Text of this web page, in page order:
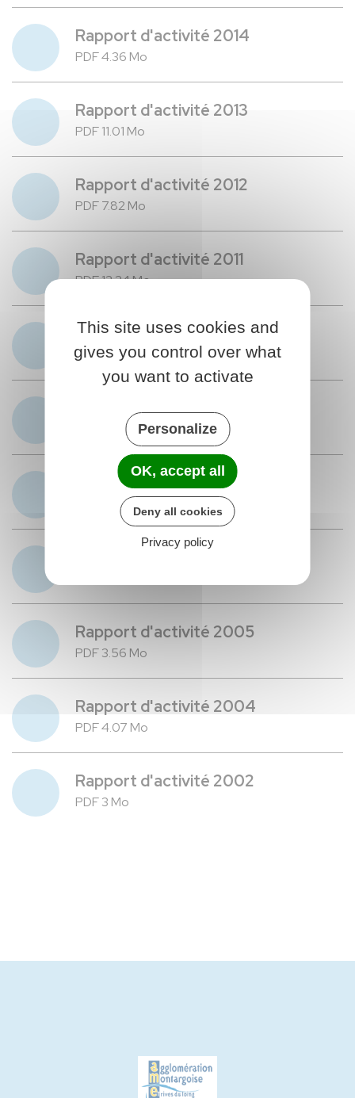
Rapport d'activité 2014
PDF 4.36 Mo
Rapport d'activité 2013
PDF 11.01 Mo
Rapport d'activité 2012
PDF 7.82 Mo
Rapport d'activité 2011
PDF 12.24 Mo
Rapport d'activité 2010
PDF 11.26 Mo
Rapport d'activité 2008
PDF 982.87 ko
Rapport d'activité 2007
PDF 4.54 Mo
Rapport d'activité 2005
PDF 3.56 Mo
Rapport d'activité 2004
PDF 4.07 Mo
Rapport d'activité 2002
PDF 3 Mo
This site uses cookies and
gives you control over what
you want to activate
Personalize
OK, accept all
Deny all cookies
Privacy policy